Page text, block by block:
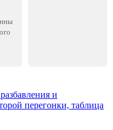
и
перегонки, таблица